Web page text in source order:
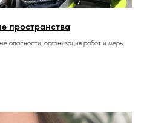
пространства
опасности, организация работ и меры